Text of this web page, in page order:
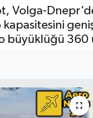
Volga-
büyüklüğü 360